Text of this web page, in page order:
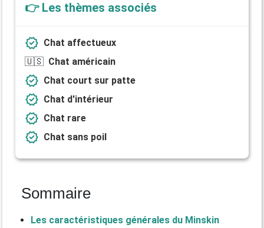
👉 Les thèmes associés
verified Chat affectueux
🇺🇸 Chat américain
verified Chat court sur patte
verified Chat d'intérieur
verified Chat rare
verified Chat sans poil
Sommaire
Les caractéristiques générales du Minskin